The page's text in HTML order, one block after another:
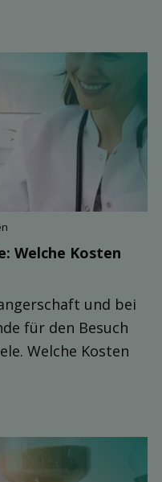
Welche Kosten
und bei
für den Besuch
Welche Kosten